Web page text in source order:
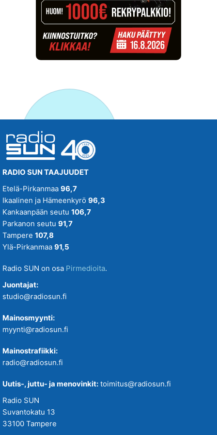
RADIO SUN TAAJUUDET
Etelä-Pirkanmaa 96,7
Ikaalinen ja Hämeenkyrö 96,3
Kankaanpään seutu 106,7
Parkanon seutu 91,7
Tampere 107,8
Ylä-Pirkanmaa 91,5
Radio SUN on osa Pirmedioita.
Juontajat:
studio@radiosun.fi
Mainosmyynti:
myynti@radiosun.fi
Mainostrafiikki:
radio@radiosun.fi
Uutis-, juttu- ja menovinkit: toimitus@radiosun.fi
Radio SUN
Suvantokatu 13
33100 Tampere